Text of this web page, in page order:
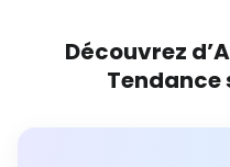
Découvrez
Tendance